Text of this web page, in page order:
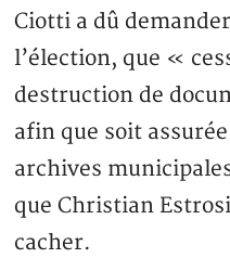
Ciotti a dû
l’élection, que «
destruction de
afin que soit
archives
que Christian
cacher.